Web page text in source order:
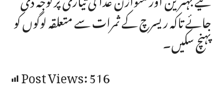
جائے تاکہ ریسرچ کے ثمرات سے متعلقہ لوگوں کو
پہنچ سکیں۔
Post Views:516